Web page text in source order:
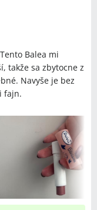
Balea mi
takže sa zbytocne z
Navyše je bez
fajn.